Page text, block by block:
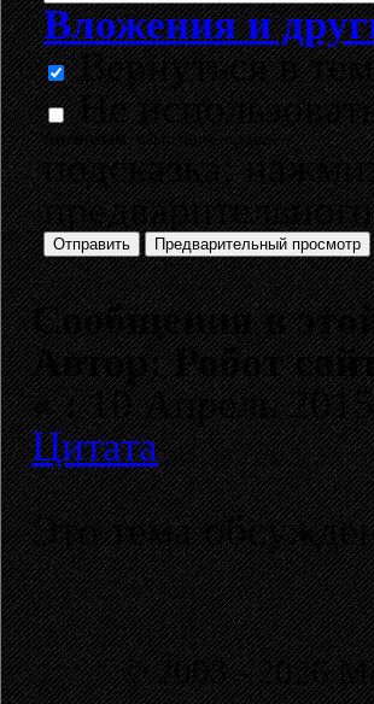
Вложения и
Вернуться в
Не
Анти-спам:выполните задание
подсказка:
Сообщения в
Автор: Робот
«:10 Апрель
Цитата
Это тема
© 2003 - 2026